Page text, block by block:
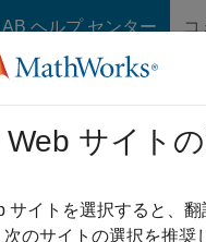
ヘルプ センター コ
のホーム
律システム
Web サイト
サイトを選択すると、
次のサイトの選択を推奨